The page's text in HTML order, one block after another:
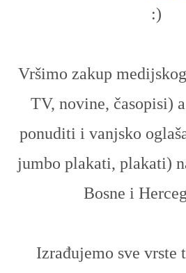
:)
Vršimo zakup
TV, novine, časopisi)
ponuditi i vanjsko
jumbo plakati, plakati)
Bosne i
Izrađujemo sve vrste